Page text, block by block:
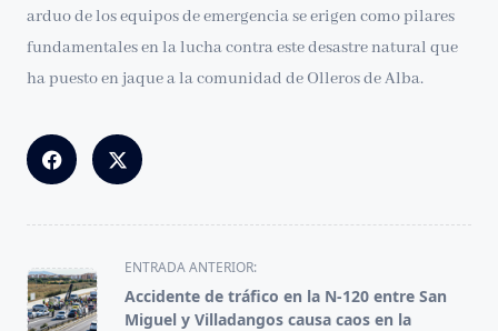
arduo de los equipos de emergencia se erigen como pilares
fundamentales en la lucha contra este desastre natural que
ha puesto en jaque a la comunidad de Olleros de Alba.
<span
class="nav-
subtitle
ENTRADA ANTERIOR:
Accidente de tráfico en la N-120 entre San
Miguel y Villadangos causa caos en la